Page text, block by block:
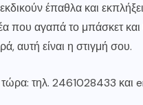
έπαθλα και
που αγαπά το μπάσκετ
αυτή είναι η στιγμή σου.
τηλ. 2461028433 και